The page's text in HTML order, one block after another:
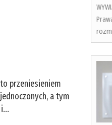
przeniesieniem
a tym